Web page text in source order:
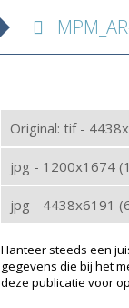
Original: tif -
jpg - 1200x1674
jpg - 4438x6191
Hanteer steeds een
gegevens die bij het
deze publicatie voor